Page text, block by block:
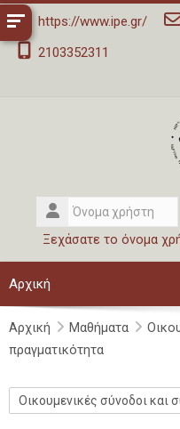
Σημείωση:
Αυτός
Μετάβαση στο κεντρικό
https://www.ipe.gr/
2103352311
Όνομα
χρήστη
Κωδικός
Ξεχάσατε το όνομα
Αρχική
Μαθήματα
Αρχική Μαθήματα
πραγματικότητα
Κατηγορίες μαθημάτων